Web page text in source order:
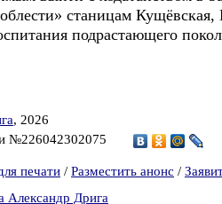
станицам
подрастающего
, 2026
№226042302075
печати / Разместить анонс /
Александр Дрига